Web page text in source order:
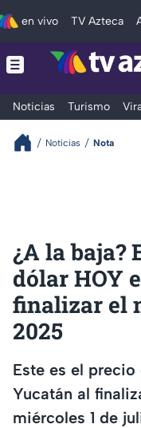
en vivo TV Azteca
Noticias Turismo
Noticias Nota
¿A la baja?
dólar HOY
finalizar el
2025
Este es el
Yucatán al
miércoles 1 de